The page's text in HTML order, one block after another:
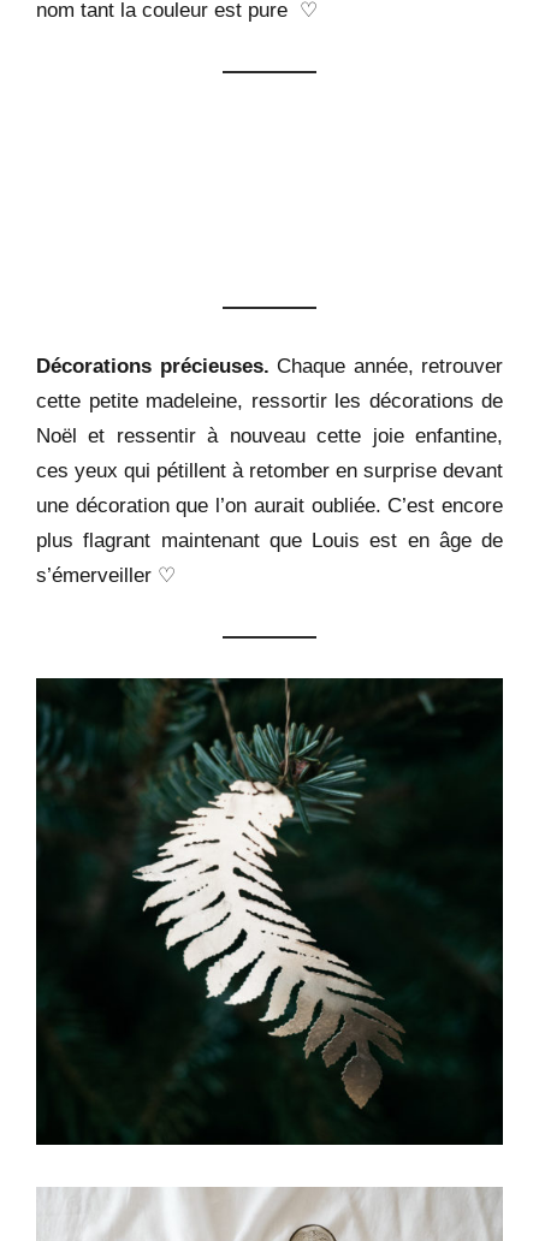
nom tant la couleur est pure ♡
Décorations précieuses. Chaque année, retrouver
cette petite madeleine, ressortir les décorations de
Noël et ressentir à nouveau cette joie enfantine,
ces yeux qui pétillent à retomber en surprise devant
une décoration que l’on aurait oubliée. C’est encore
plus flagrant maintenant que Louis est en âge de
s’émerveiller ♡